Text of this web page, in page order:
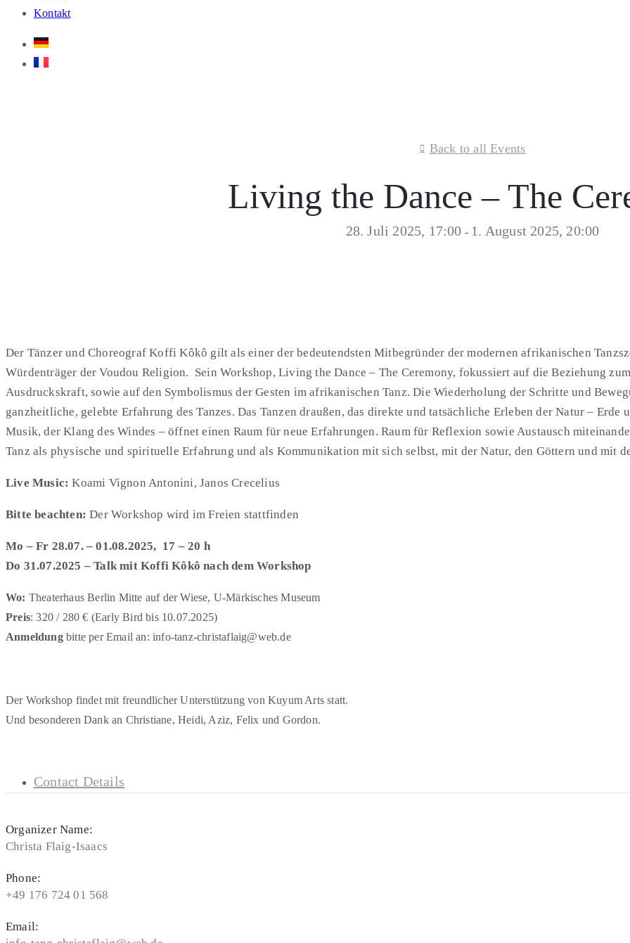
Kontakt
Back to all Events
Living the Dance – The
28. Juli 2025, 17:00 - 1. August 2025, 20:00
Der Tänzer und Choreograf Koffi Kôkô gilt als einer der bedeutendsten Mitbegründer der modernen afrikanischen
Würdenträger der Voudou Religion. Sein Workshop, Living the Dance – The Ceremony, fokussiert auf die Beziehung
Ausdruckskraft, sowie auf den Symbolismus der Gesten im afrikanischen Tanz. Die Wiederholung der Schritte und
ganzheitliche, gelebte Erfahrung des Tanzes. Das Tanzen draußen, das direkte und tatsächliche Erleben der Natur – Erde
Musik, der Klang des Windes – öffnet einen Raum für neue Erfahrungen. Raum für Reflexion sowie Austausch
Tanz als physische und spirituelle Erfahrung und als Kommunikation mit sich selbst, mit der Natur, den Göttern und mit
Live Music: Koami Vignon Antonini, Janos Crecelius
Bitte beachten:Der Workshop wird im Freien stattfinden
Mo – Fr 28.07. – 01.08.2025, 17 – 20 h
Do 31.07.2025 – Talk mit Koffi Kôkônach dem Workshop
Wo: Theaterhaus Berlin Mitte auf der Wiese, U-Märkisches Museum
Preis: 320 / 280 € (Early Bird bis 10.07.2025)
Anmeldungbitte per Email an: info-tanz-christaflaig@web.de
Der Workshop findet mit freundlicher Unterstützung von Kuyum Arts statt.
Und besonderen Dank an Christiane, Heidi, Aziz, Felix und Gordon.
Contact Details
Organizer Name:
Christa Flaig-Isaacs
Phone:
+49 176 724 01 568
Email: